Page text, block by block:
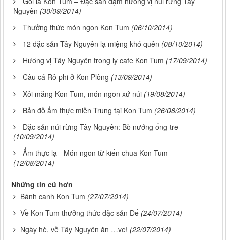
Nguyên (30/09/2014)
Thưởng thức món ngon Kon Tum (06/10/2014)
12 đặc sản Tây Nguyên lạ miệng khó quên (08/10/2014)
Hương vị Tây Nguyên trong ly cafe Kon Tum (17/09/2014)
Câu cá Rô phi ở Kon Plông (13/09/2014)
Xôi măng Kon Tum, món ngon xứ núi (19/08/2014)
Bản đồ ẩm thực miền Trung tại Kon Tum (26/08/2014)
Đặc sản núi rừng Tây Nguyên: Bò nướng ống tre
(10/09/2014)
Ẩm thực lạ - Món ngon từ kiến chua Kon Tum
(12/08/2014)
Những tin cũ hơn
Bánh canh Kon Tum (27/07/2014)
Về Kon Tum thưởng thức đặc sản Dế (24/07/2014)
Ngày hè, về Tây Nguyên ăn …ve! (22/07/2014)